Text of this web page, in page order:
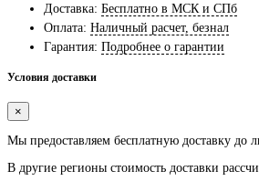
Доставка: Бесплатно в МСК и СПб
Оплата: Наличный расчет, безнал
Гарантия: Подробнее о гарантии
Условия доставки
×
Мы предоставляем бесплатную доставку до
В другие регионы стоимость доставки